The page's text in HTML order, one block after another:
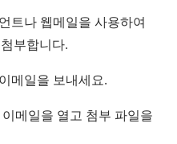
트나 웹메일을 사용하여
부합니다.
메일을 보내세요.
메일을 열고 첨부 파일을